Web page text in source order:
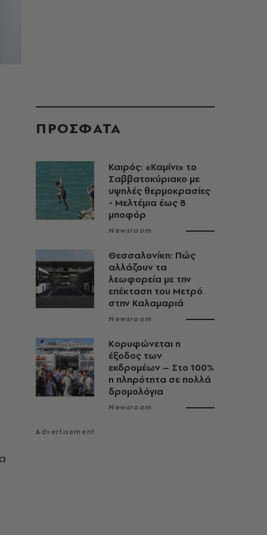
ΠΡΟΣΦΑΤΑ
Καιρός: «Καμίνι» το
Σαββατοκύριακο με
υψηλές θερμοκρασίες
- Mελτέμια έως 8
μποφόρ
Newsroom
Θεσσαλονίκη: Πώς
αλλάζουν τα
λεωφορεία με την
επέκταση του Μετρό
στην Καλαμαριά
Newsroom
Κορυφώνεται η
έξοδος των
εκδρομέων – Στο 100%
η πληρότητα σε πολλά
δρομολόγια
Newsroom